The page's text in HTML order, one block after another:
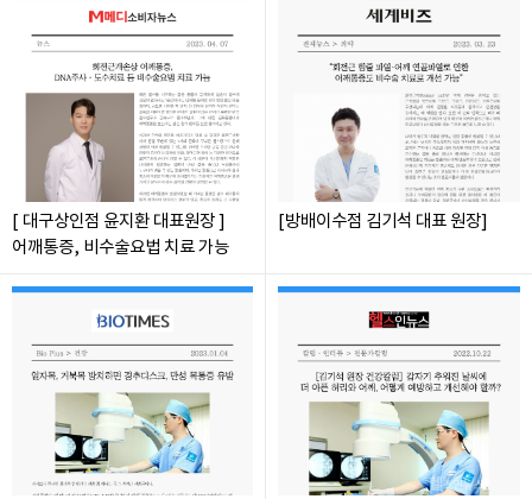
[ 대구상인점 윤지환 대표원장 ]
어깨통증, 비수술요법 치료 가능
[방배이수점 김기석 대표 원장]
화인마취통증의학과의원 창원점
경남 창원시 성산구 상남로 122 상남메디칼 9층 (경남 창원시 성산구 상남동 7-4)
대표자명: 윤경섭